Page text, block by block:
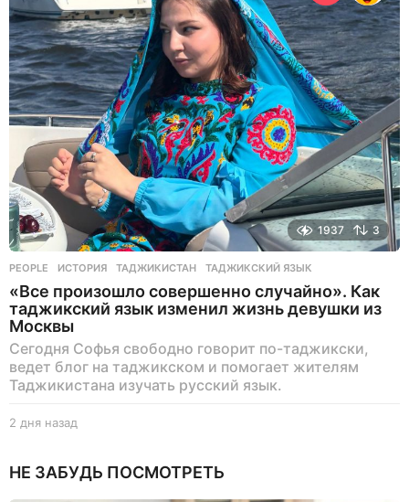
н
а
з
а
д
1937 3
PEOPLE ИСТОРИЯ ,ТАДЖИКИСТАН ,ТАДЖИКСКИЙ ЯЗЫК
«Все произошло совершенно случайно». Как
таджикский язык изменил жизнь девушки из
Москвы
Сегодня Софья свободно говорит по-таджикски,
ведет блог на таджикском и помогает жителям
Таджикистана изучать русский язык.
2 дня назад
я
НЕ ЗАБУДЬ ПОСМОТРЕТЬ